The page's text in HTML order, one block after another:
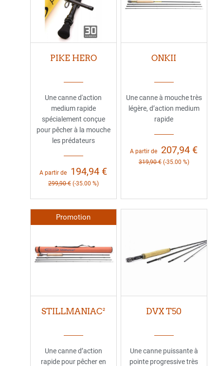
PIKE HERO
Une canne d'action
medium rapide
spécialement conçue
pour pêcher à la mouche
les prédateurs
A partir de 194,94 €
299,90 € (-35.00 %)
ONKII
Une canne à mouche très
légère, d’action medium
rapide
A partir de 207,94 €
319,90 € (-35.00 %)
Promotion
STILLMANIAC²
Une canne d’action
rapide pour pêcher en
DVX T50
Une canne puissante à
pointe progressive très